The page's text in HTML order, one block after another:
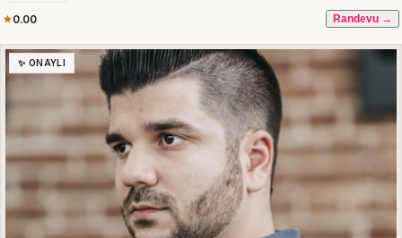
0.00 Randevu →
✨ ONAYLI